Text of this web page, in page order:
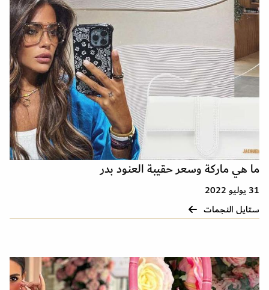
ما هي ماركة وسعر حقيبة العنود بدر
31 يوليو 2022
ستايل النجمات